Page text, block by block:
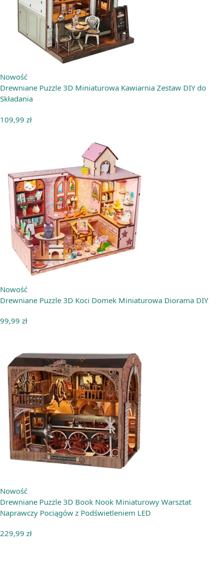
Nowość
Drewniane Puzzle 3D Miniaturowa Kawiarnia Zestaw DIY do
Składania
109,99 zł
Nowość
Drewniane Puzzle 3D Koci Domek Miniaturowa Diorama DIY
99,99 zł
Nowość
Drewniane Puzzle 3D Book Nook Miniaturowy Warsztat
Naprawczy Pociągów z Podświetleniem LED
229,99 zł